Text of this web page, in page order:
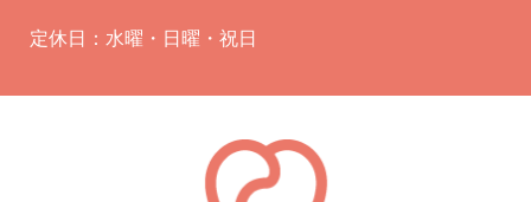
定休日：水曜・日曜・祝日